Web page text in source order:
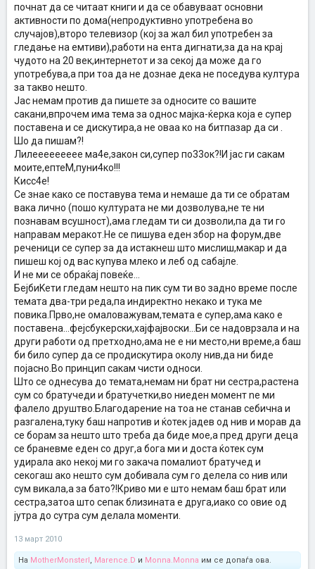
nikoja i nisto da ni kazes kakvi temi da otvorime.............mislam deka
vredi da piseme za odniosot so nasite braka i sestri ..........pa makar i
eden zbor..........aj pozz
почнат да се читаат книги и да се обавуваат основни
активности по дома(непродуктивно употребена во
случајов),второ телевизор (кој за жал бил употребен за
гледање на емтиви),работи на ента дигнати,за да на крај
чудото на 20 век,интернетот и за секој да може да го
употребува,а при тоа да не дознае дека не поседува култура
за такво нешто.
Јас немам против да пишете за односите со вашите
сакани,впрочем има тема за однос мајка-ќерка која е супер
поставена и се дискутира,а не оваа ко на битпазар да си .
Шо да пишам?!
Лилеееееееее ма4е,закон си,супер по33ок?!И јас ги сакам
моите,ептеМ,пуни4ко!!!
Кисс4е!
Се знае како се поставува тема и немаше да ти се обратам
вака лично (пошо културата не ми дозволува,не те ни
познавам всушност),ама гледам ти си дозволи,па да ти го
направам меракот.Не се пишува еден збор на форум,две
реченици се супер за да истакнеш што мислиш,макар и да
пишеш кој од вас купува млеко и леб од сабајле.
И не ми се обраќај повеќе...
БејбиKети гледам нешто на пик сум ти во задно време после
темата два-три реда,па индиректно некако и тука ме
повика.Прво,не омаловажувам,темата е супер,ама како е
поставена...фејсбукерски,хајфајвоски...Би се надоврзала и на
други работи од претходно,ама не е ни место,ни време,а баш
би било супер да се продискутира околу нив,да ни биде
појасно.Во принцип сакам чисти односи.
Што се однесува до темата,немам ни брат ни сестра,растена
сум со братучеди и братучетки,во ниеден момент ne ми
фалело друштво.Благодарение на тоа не станав себична и
разгалена,туку баш напротив и ќотек јадев од нив и морав да
се борам за нешто што треба да биде мое,а пред други деца
се браневме еден со друг,а бога ми и доста ќотек сум
удирала ако некој ми го закача помалиот братучед и
секогаш ако нешто сум добивала сум го делела со нив или
сум викала,а за бато?!Криво ми е што немам баш брат или
сестра,затоа што сепак близината е друга,иако со овие од
јутра до сутра сум делала моменти.
13 март 2010
На MotherMonsterI, Marence.D и Monna.Monna им се допаѓа ова.